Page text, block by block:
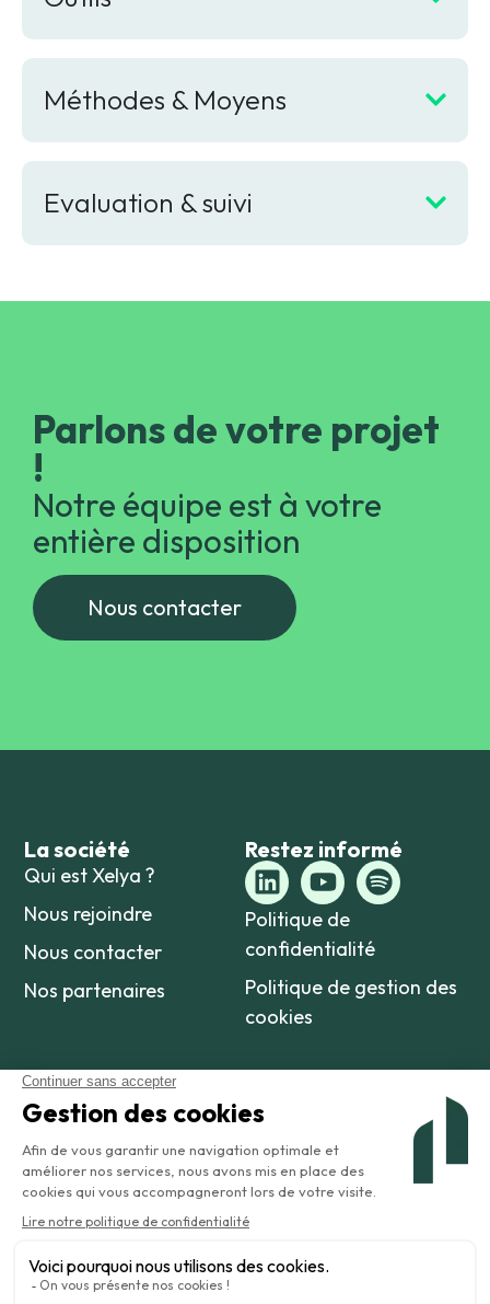
Méthodes & Moyens
Evaluation & suivi
Parlons de votre projet
!
Notre équipe est à votre
entière disposition
Nous contacter
La société
Qui est Xelya ?
Nous rejoindre
Nous contacter
Nos partenaires
Restez informé
Politique de
confidentialité
Politique de gestion des
cookies